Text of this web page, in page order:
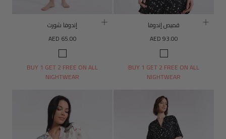
قميص إندوفا
السعر
AED 93.00
مطبعة
إندوفا
BUY 1 GET 2 FREE ON ALL
NIGHTWEAR
إندوفا شورت
السعر
AED 65.00
مطبعة
إندوفا
BUY 1 GET 2 FREE ON ALL
NIGHTWEAR